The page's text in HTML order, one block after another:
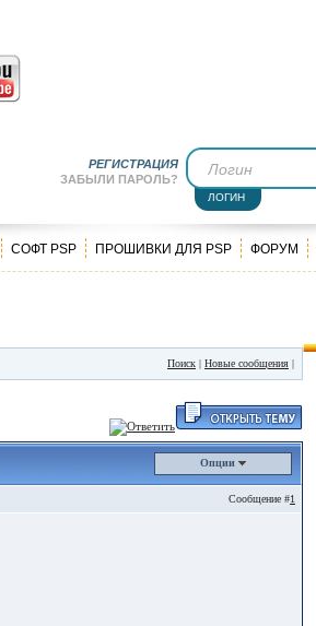
РЕГИСТРАЦИЯ
ЗАБЫЛИ ПАРОЛЬ?
ЛОГИН
СОФТ PSP ПРОШИВКИ ДЛЯ PSP ФОРУМ
Поиск | Новые сообщения |
Опции
Сообщение #1